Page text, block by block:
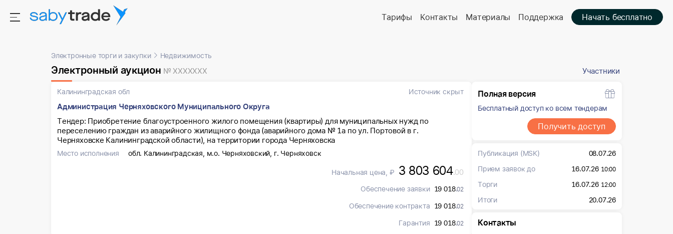
Тарифы Контакты Материалы Поддержка Начать бесплатно
Электронные торги и закупки Недвижимость
Электронный аукцион № XXXXXXX Участники
Калининградская обл Источник скрыт
Администрация Черняховского Муниципального Округа
Тендер: Приобретение благоустроенного жилого помещения (квартиры) для муниципальных нужд по
переселению граждан из аварийного жилищного фонда (аварийного дома № 1а по ул. Портовой в г.
Черняховске Калининградской области), на территории города Черняховска
Место исполнения обл. Калининградская, м.о. Черняховский, г. Черняховск
Начальная цена, ₽ 3 803 604.00
Обеспечение заявки 19 018.02
Обеспечение контракта 19 018.02
Гарантия 19 018.02
Полная версия
Бесплатный доступ ко всем тендерам
Получить доступ
Публикация (MSK)
08.07.26
Прием заявок до
16.07.26 10:00
Торги 16.07.26 12:00
Итоги 20.07.26
Контакты